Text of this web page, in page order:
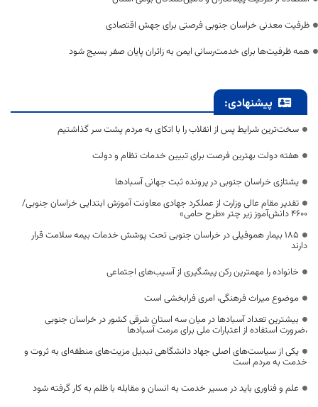
ظرفیت معدنی خراسان جنوبی فرصتی برای جهش اقتصادی
همه ظرفیت‌ها برای خدمت‌رسانی ایمن به زائران پایان صفر بسیج شود
پیشنهادی:
سخت‌ترین شرایط پس از انقلاب را با اتکای به مردم پشت سر گذاشتیم
هفته دولت بهترین فرصت برای تبیین خدمات نظام و دولت
یشتازی خراسان جنوبی در پرونده ثبت جهانی آسبادها
تقدیر مقام عالی وزارت از عملکرد جهادی معاونت آموزش ابتدایی خراسان جنوبی/
۴۶۰۰ دانش‌آموز زیر چتر «طرح حامی»
۱۸۵ بیمار هموفیلی در خراسان جنوبی تحت پوشش خدمات بیمه سلامت قرار
دارند
خانواده را مهمترین رکن پیشگیری از آسیب‌های اجتماعی
موضوع میراث فرهنگی، امری فرابخشی است
بیشترین تعداد آسبادها در میان سه استان شرقی کشور در خراسان جنوبی
،ضرورت استفاده از اعتبارات ملی برای مرمت آسبادها
یکی از سیاست‌های اصلی جهاد دانشگاهی تبدیل مزیت‌های منطقه‌ای به ثروت و
خدمت به مردم است
علم و فناوری باید در مسیر خدمت به انسان و مقابله با ظلم به کار گرفته شود